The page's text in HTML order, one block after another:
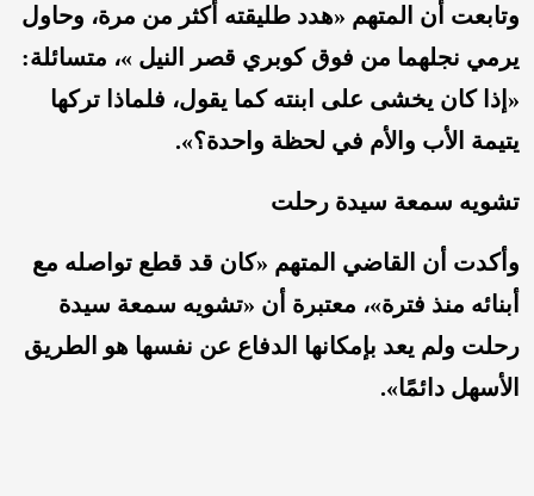
وتابعت أن المتهم «هدد طليقته أكثر من مرة، وحاول
يرمي نجلهما من فوق كوبري قصر النيل »، متسائلة:
«إذا كان يخشى على ابنته كما يقول، فلماذا تركها
يتيمة الأب والأم في لحظة واحدة؟».
تشويه سمعة سيدة رحلت
وأكدت أن القاضي المتهم «كان قد قطع تواصله مع
أبنائه منذ فترة»، معتبرة أن «تشويه سمعة سيدة
رحلت ولم يعد بإمكانها الدفاع عن نفسها هو الطريق
الأسهل دائمًا».